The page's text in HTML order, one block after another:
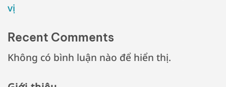
vị
Recent Comments
Không có bình luận nào để hiển thị.